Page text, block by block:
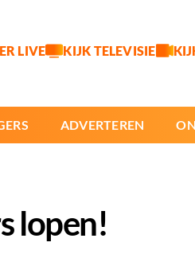
LIVE KIJK TELEVISIE
ADVERTEREN
lopen!